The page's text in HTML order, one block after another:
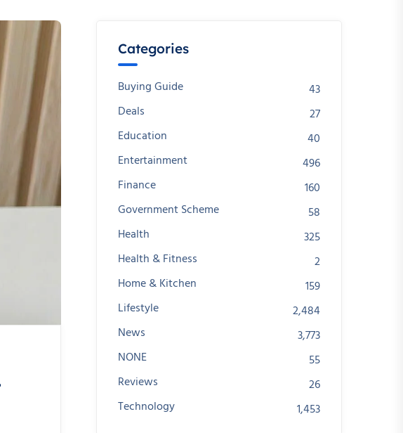
Categories
Buying Guide
43
Deals
27
Education
40
Entertainment
496
Finance
160
Government Scheme
58
Health
325
Health & Fitness
2
Home & Kitchen
159
Lifestyle
2,484
News
3,773
NONE
55
Reviews
26
Technology
1,453